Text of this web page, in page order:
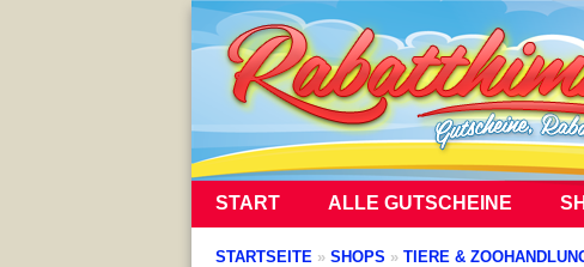
START ALLE GUTSCHEINE
STARTSEITE » SHOPS » TIERE &